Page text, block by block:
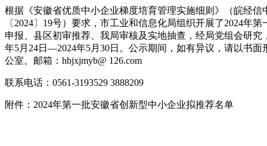
根据《安徽省优质中小企业梯度培育管理实施细则》（皖经信
〔2024〕19号）要求，市工业和信息化局组织开展了2024年
申报、县区初审推荐、我局审核及实地抽查，经局党组会研
年5月24日—2024年5月30日。公示期间，如有异议，请以书
公室。邮箱：hbjxjmyb@ 126.com
联系电话：0561-3193529 3888209
附件：2024年第一批安徽省创新型中小企业拟推荐名单